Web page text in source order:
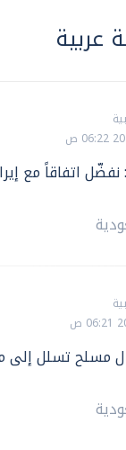
عربية
اتفاقاً مع
مسلح تسلل إلى